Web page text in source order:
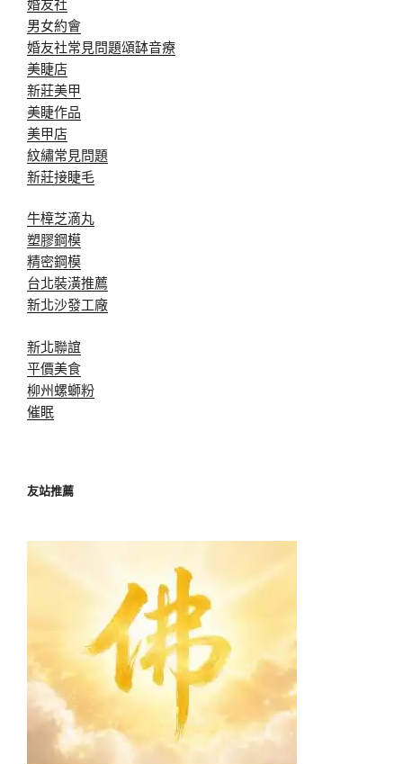
男女約會
婚友社常見問題頌缽音療
美睫店
新莊美甲
美睫作品
美甲店
紋繡常見問題
新莊接睫毛
牛樟芝滴丸
塑膠鋼模
精密鋼模
台北裝潢推薦
新北沙發工廠
新北聯誼
平價美食
柳州螺螄粉
催眠
友站推薦